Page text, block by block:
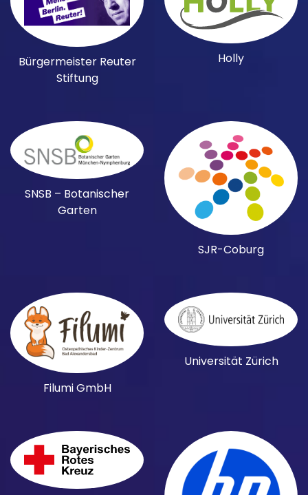
Bürgermeister Reuter
Stiftung
Holly
SNSB – Botanischer
Garten
SJR-Coburg
Filumi GmbH
Universität Zürich